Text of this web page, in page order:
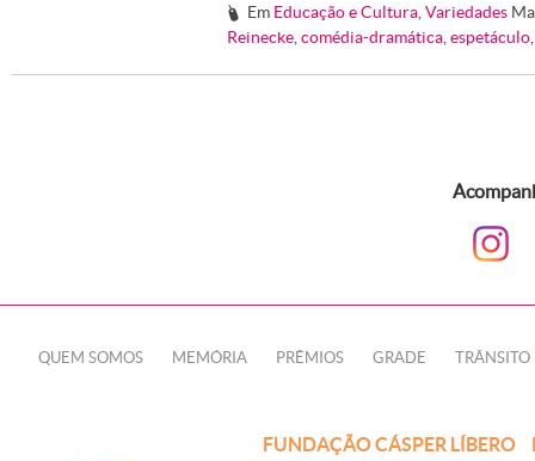
# Em Educação e Cultura ,Variedades
Reinecke comédia-dramática espetáculo
QUEM SOMOS MEMÓRIA PRÊMIOS GRADE TRÂNSITO
FUNDAÇÃO CÁSPER LÍBERO